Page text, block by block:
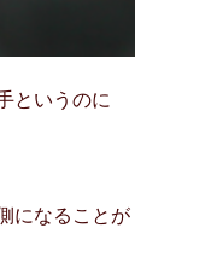
というのに
になることが